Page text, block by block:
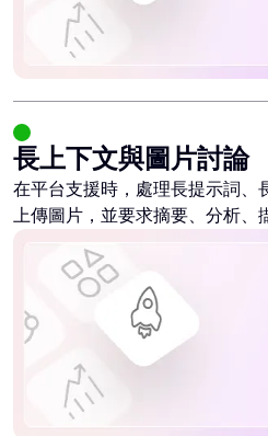
長上下文與圖片討論
在平台支援時，處理長提示詞、
上傳圖片，並要求摘要、分析、